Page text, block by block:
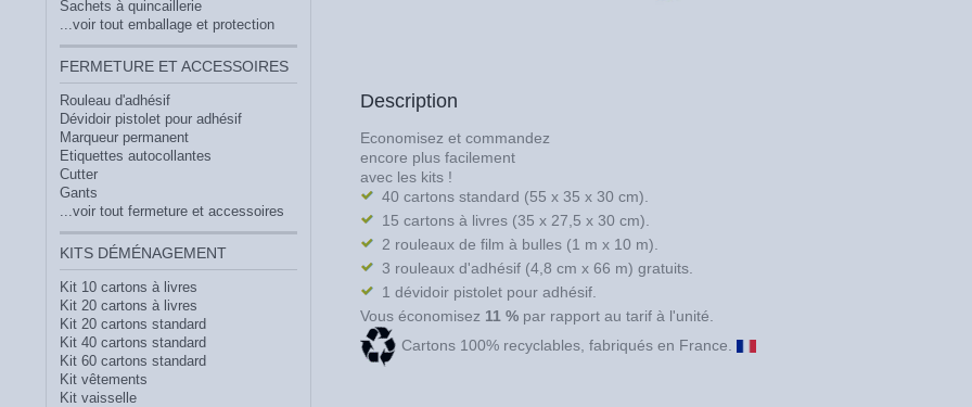
Sachets à quincaillerie
...voir tout emballage et protection
FERMETURE ET ACCESSOIRES
Rouleau d'adhésif
Dévidoir pistolet pour adhésif
Marqueur permanent
Etiquettes autocollantes
Cutter
Gants
...voir tout fermeture et accessoires
KITS DÉMÉNAGEMENT
Kit 10 cartons à livres
Kit 20 cartons à livres
Kit 20 cartons standard
Kit 40 cartons standard
Kit 60 cartons standard
Kit vêtements
Kit vaisselle
Description
Economisez et commandez
encore plus facilement
avec les kits !
40 cartons standard (55 x 35 x 30 cm).
15 cartons à livres (35 x 27,5 x 30 cm).
2 rouleaux de film à bulles (1 m x 10 m).
3 rouleaux d'adhésif (4,8 cm x 66 m) gratuits.
1 dévidoir pistolet pour adhésif.
Vous économisez 11 % par rapport au tarif à l'unité.
Cartons 100% recyclables, fabriqués en France.